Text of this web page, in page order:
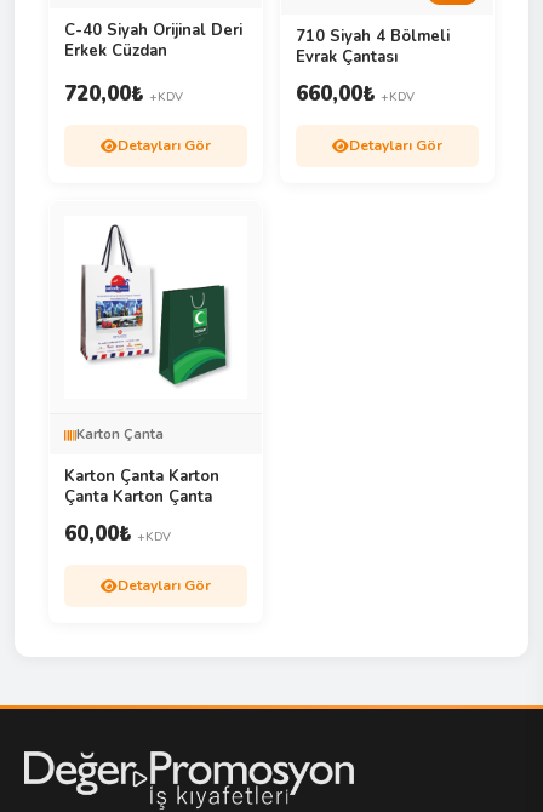
C-40 Siyah Orijinal Deri
Erkek Cüzdan
720,00₺ +KDV
Detayları Gör
710 Siyah 4 Bölmeli
Evrak Çantası
660,00₺ +KDV
Detayları Gör
Karton Çanta
Karton Çanta Karton
Çanta Karton Çanta
60,00₺ +KDV
Detayları Gör